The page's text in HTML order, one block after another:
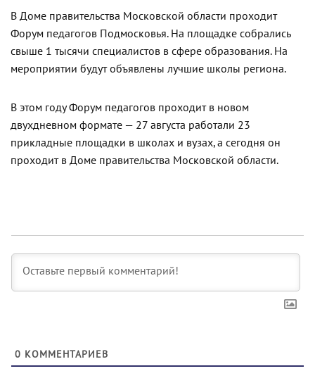
В Доме правительства Московской области проходит
Форум педагогов Подмосковья. На площадке собрались
свыше 1 тысячи специалистов в сфере образования. На
мероприятии будут объявлены лучшие школы региона.
В этом году Форум педагогов проходит в новом
двухдневном формате — 27 августа работали 23
прикладные площадки в школах и вузах, а сегодня он
проходит в Доме правительства Московской области.
0 КОММЕНТАРИЕВ